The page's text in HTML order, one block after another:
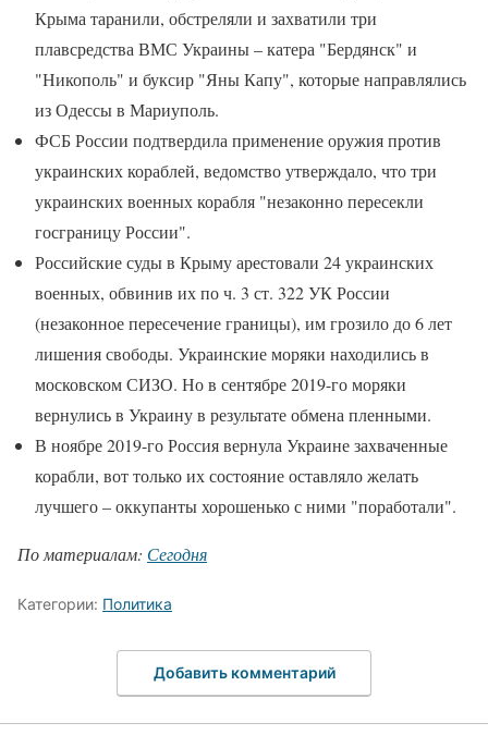
Крыма таранили, обстреляли и захватили три
плавсредства ВМС Украины – катера "Бердянск" и
"Никополь" и буксир "Яны Капу", которые направлялись
из Одессы в Мариуполь.
ФСБ России подтвердила применение оружия против
украинских кораблей, ведомство утверждало, что три
украинских военных корабля "незаконно пересекли
госграницу России".
Российские суды в Крыму арестовали 24 украинских
военных, обвинив их по ч. 3 ст. 322 УК России
(незаконное пересечение границы), им грозило до 6 лет
лишения свободы. Украинские моряки находились в
московском СИЗО. Но в сентябре 2019-го моряки
вернулись в Украину в результате обмена пленными.
В ноябре 2019-го Россия вернула Украине захваченные
корабли, вот только их состояние оставляло желать
лучшего – оккупанты хорошенько с ними "поработали".
По материалам: Сегодня
Категории: Политика
Добавить комментарий